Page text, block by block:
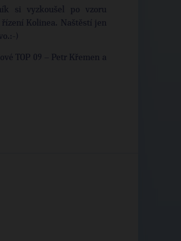
si vyzkoušel po vzoru
Kolinea. Naštěstí jen
)
TOP 09 – Petr Křemen a